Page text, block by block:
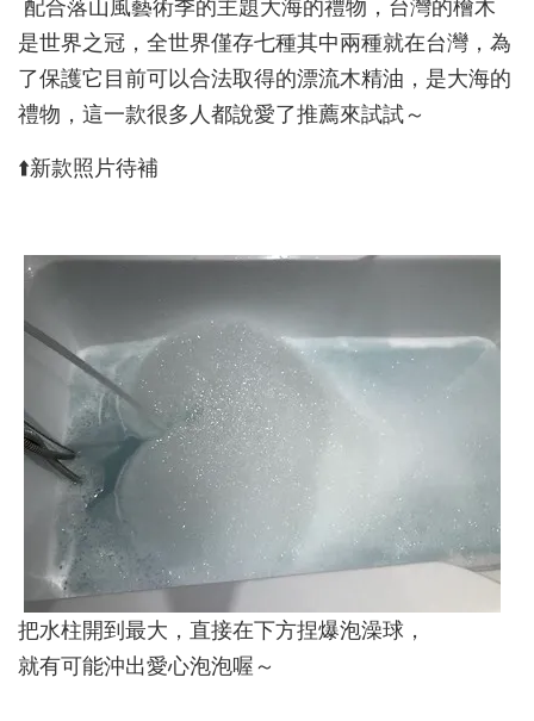
是世界之冠，全世界僅存七種其中兩種就在台灣，為
了保護它目前可以合法取得的漂流木精油，是大海的
禮物， 這一款很多人都說愛了推薦來試試～
⬆️新款照片待補
把水柱開到最大，直接在下方捏爆泡澡球，
就有可能沖出愛心泡泡喔～